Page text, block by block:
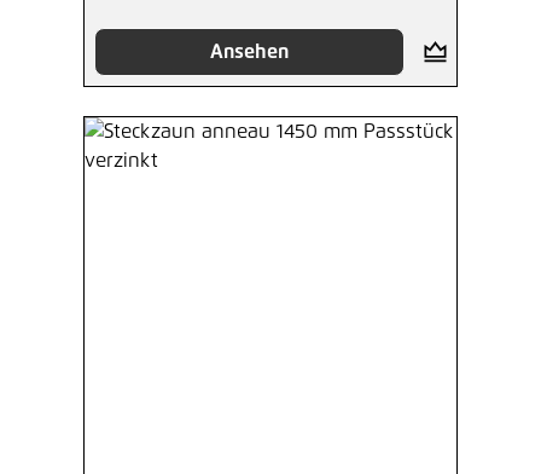
Ansehen